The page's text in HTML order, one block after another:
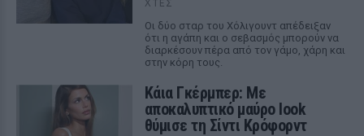
ΧΤΕΣ
Οι δύο σταρ του Χόλιγουντ απέδειξαν
ότι η αγάπη και ο σεβασμός μπορούν να
διαρκέσουν πέρα από τον γάμο, χάρη και
στην κόρη τους.
Κάια Γκέρμπερ: Με
αποκαλυπτικό μαύρο look
θύμισε τη Σίντι Κρόφορντ